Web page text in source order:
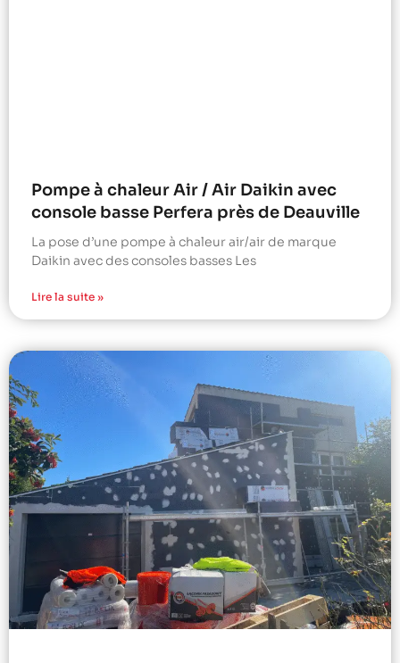
Pompe à chaleur Air / Air Daikin avec
console basse Perfera près de Deauville
La pose d’une pompe à chaleur air/air de marque
Daikin avec des consoles basses Les
Lire la suite »